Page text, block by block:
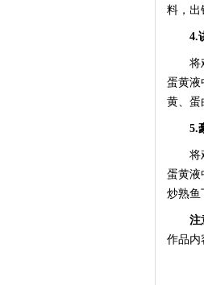
料，出
4.讲
将鸡
蛋黄液
黄、蛋
5.豪
将鸡
蛋黄液
炒熟鱼
注
作品内